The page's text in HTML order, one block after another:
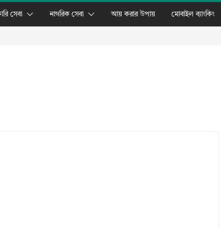
সেবা নাগরিক সেবা আয় করার উপায় মোবাইল ব্যাংকিং